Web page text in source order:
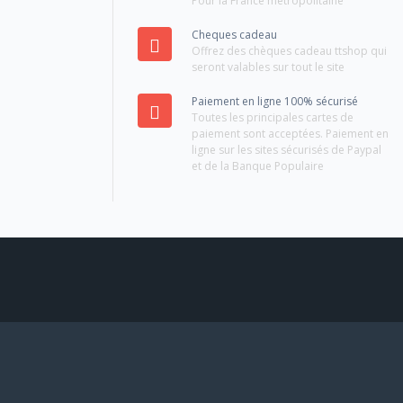
Cheques cadeau
Offrez des chèques cadeau ttshop qui
seront valables sur tout le site
Paiement en ligne 100% sécurisé
Toutes les principales cartes de
paiement sont acceptées. Paiement en
ligne sur les sites sécurisés de Paypal
et de la Banque Populaire